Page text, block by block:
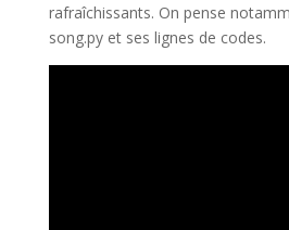
rafraîchissants. On pense
song.py et ses lignes de codes.